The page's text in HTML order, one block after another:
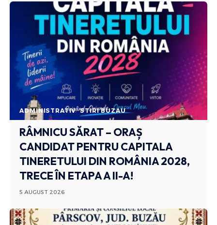
ADMINISTRATIV STIRI BUZAU
RÂMNICU SĂRAT – ORAȘ
CANDIDAT PENTRU CAPITALA
TINERETULUI DIN ROMÂNIA 2028,
TRECE ÎN ETAPA A II-A!
5 AUGUST 2026